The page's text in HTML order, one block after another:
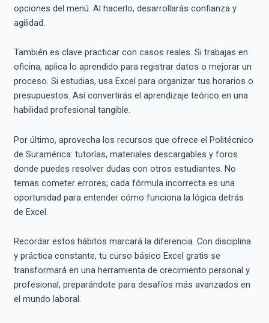
opciones del menú. Al hacerlo, desarrollarás confianza y
agilidad.
También es clave practicar con casos reales. Si trabajas en
oficina, aplica lo aprendido para registrar datos o mejorar un
proceso. Si estudias, usa Excel para organizar tus horarios o
presupuestos. Así convertirás el aprendizaje teórico en una
habilidad profesional tangible.
Por último, aprovecha los recursos que ofrece el Politécnico
de Suramérica: tutorías, materiales descargables y foros
donde puedes resolver dudas con otros estudiantes. No
temas cometer errores; cada fórmula incorrecta es una
oportunidad para entender cómo funciona la lógica detrás
de Excel.
Recordar estos hábitos marcará la diferencia. Con disciplina
y práctica constante, tu curso básico Excel gratis se
transformará en una herramienta de crecimiento personal y
profesional, preparándote para desafíos más avanzados en
el mundo laboral.